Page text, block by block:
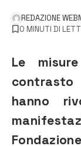
REDAZIONE
0 MINUTI DI
Le
contrasto
hanno